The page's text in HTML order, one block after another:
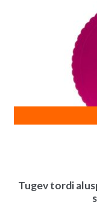
Tugev tordi